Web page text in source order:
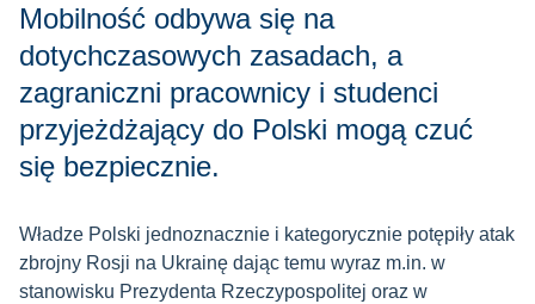
Mobilność odbywa się na
dotychczasowych zasadach, a
zagraniczni pracownicy i studenci
przyjeżdżający do Polski mogą czuć
się bezpiecznie.
Władze Polski jednoznacznie i kategorycznie potępiły atak
zbrojny Rosji na Ukrainę dając temu wyraz m.in. w
stanowisku Prezydenta Rzeczypospolitej oraz w